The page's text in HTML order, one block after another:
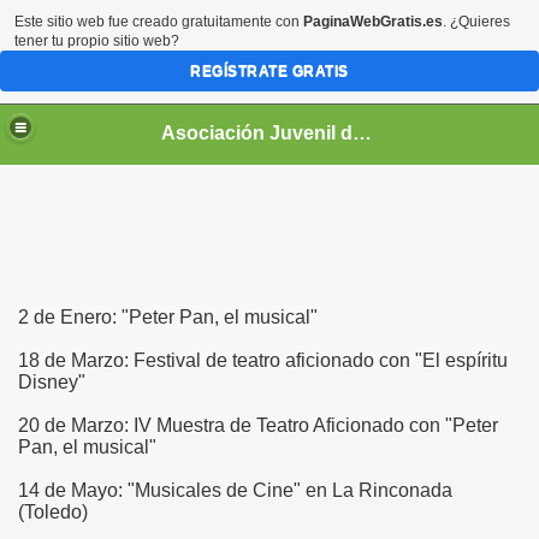
Asociación Juvenil de Teatro "Nueva Era"
2 de Enero: "Peter Pan, el musical"
18 de Marzo: Festival de teatro aficionado con "El espíritu
Disney"
20 de Marzo: IV Muestra de Teatro Aficionado con "Peter
Pan, el musical"
14 de Mayo: "Musicales de Cine" en La Rinconada
(Toledo)
Este sitio web fue creado gratuitamente con PaginaWebGratis.es. ¿Quieres
tener tu propio sitio web?
REGÍSTRATE GRATIS